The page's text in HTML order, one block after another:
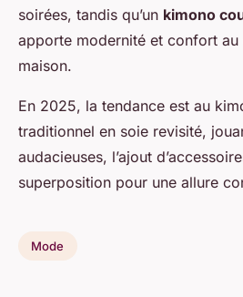
soirées, tandis qu’un kimono
apporte modernité et confort au
maison.
En 2025, la tendance est au
traditionnel en soie revisité,
audacieuses, l’ajout
superposition pour une allure
Mode